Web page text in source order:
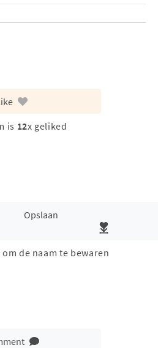
is 12x geliked
Opslaan
om de naam te bewaren